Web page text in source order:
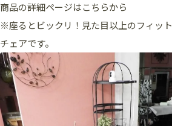
商品の詳細ページはこちらから
※座るとビックリ！見た目以上のフィッ
チェアです。